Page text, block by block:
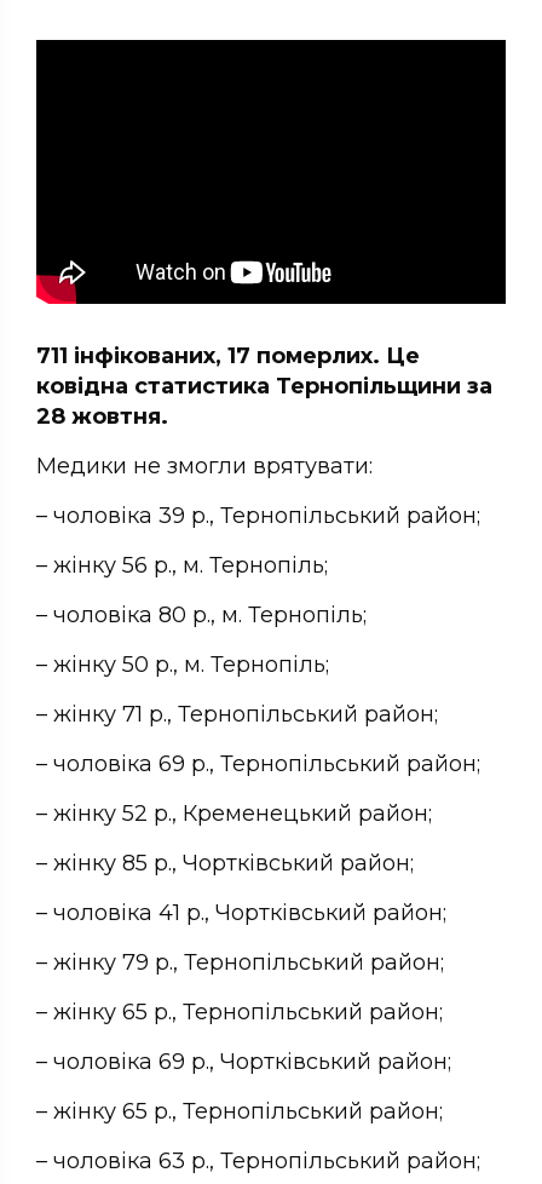
711 інфікованих, 17 померлих. Це
ковідна статистика Тернопільщини за
28 жовтня.
Медики не змогли врятувати:
– чоловіка 39 р., Тернопільський район;
– жінку 56 р., м. Тернопіль;
– чоловіка 80 р., м. Тернопіль;
– жінку 50 р., м. Тернопіль;
– жінку 71 р., Тернопільський район;
– чоловіка 69 р., Тернопільський район;
– жінку 52 р., Кременецький район;
– жінку 85 р., Чортківський район;
– чоловіка 41 р., Чортківський район;
– жінку 79 р., Тернопільський район;
– жінку 65 р., Тернопільський район;
– чоловіка 69 р., Чортківський район;
– жінку 65 р., Тернопільський район;
– чоловіка 63 р., Тернопільський район;